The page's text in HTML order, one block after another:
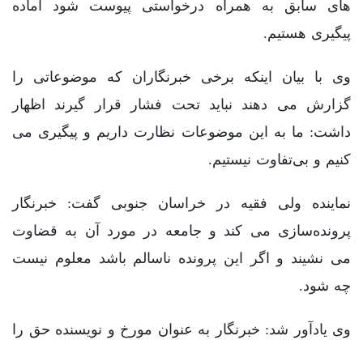
های سابق به همراه درخواستی پیوست شود آماده
پیگیری هستیم.
وی با بیان اینکه برخی خبرنگاران که موضوعاتی را
گزارش می دهند نباید تحت فشار قرار گیرند اظهار
داشت: ما به این موضوعات نظارت داریم و پیگیری می
کنیم و بی‌تفاوت نیستیم.
نماینده ولی فقیه در خراسان جنوبی گفت: خبرنگار
پرونده‌سازی می کند و جامعه در مورد آن به قضاوت
می نشیند و اگر این پرونده ناسالم باشد معلوم نیست
چه شود.
وی یادآور شد: خبرنگار به عنوان مورخ و نویسنده حق را